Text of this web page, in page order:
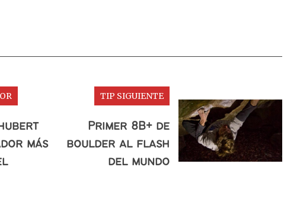
más
TIP SIGUIENTE
Primer 8B+ de
boulder al flash
del mundo